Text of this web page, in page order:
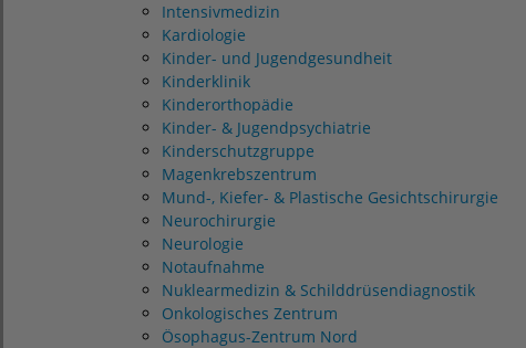
Intensivmedizin
Kardiologie
Kinder- und Jugendgesundheit
Kinderklinik
Kinderorthopädie
Kinder- & Jugendpsychiatrie
Kinderschutzgruppe
Magenkrebszentrum
Mund-, Kiefer- & Plastische Gesichtschirurgie
Neurochirurgie
Neurologie
Notaufnahme
Nuklearmedizin & Schilddrüsendiagnostik
Onkologisches Zentrum
Ösophagus-Zentrum Nord